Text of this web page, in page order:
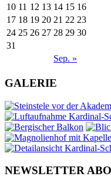
Sep. »
10 11 12 13 14 15 16
17 18 19 20 21 22 23
24 25 26 27 28 29 30
31
GALERIE
NEWSLETTER